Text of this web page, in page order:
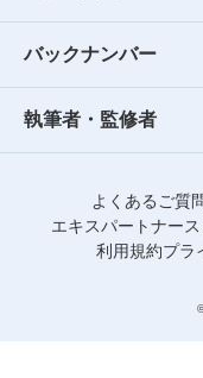
バックナンバー
執筆者・監修者
よくあるご質
エキスパートナー
利用規約プラ